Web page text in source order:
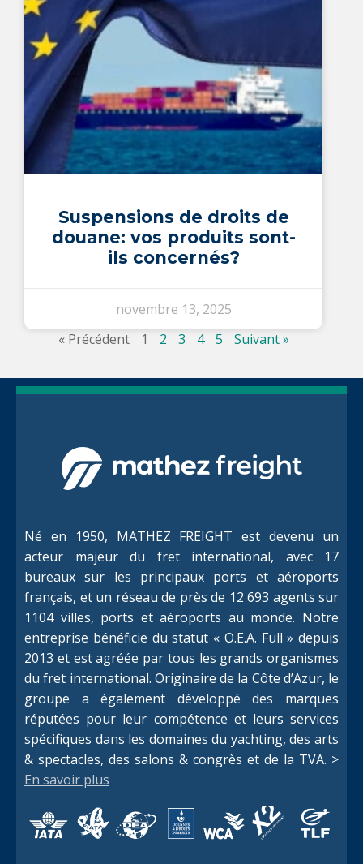
Suspensions de droits de
douane: vos produits sont-
ils concernés?
novembre 13, 2025
« Précédent
1 2 3 4 5 Suivant »
Né en 1950, MATHEZ FREIGHT est devenu un
acteur majeur du fret international, avec 17
bureaux sur les principaux ports et aéroports
français, et un réseau de près de 12 693 agents sur
1104 villes, ports et aéroports au monde. Notre
entreprise bénéficie du statut « O.E.A. Full » depuis
2013 et est agréée par tous les grands organismes
du fret international. Originaire de la Côte d’Azur, le
groupe a également développé des marques
réputées pour leur compétence et leurs services
spécifiques dans les domaines du yachting, des arts
& spectacles, des salons & congrès et de la TVA. >
En savoir plus